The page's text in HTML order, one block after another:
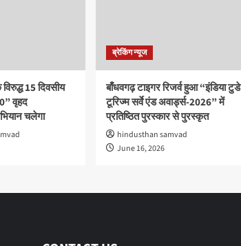
15 दिवसीय
वृहद
चलेगा
ब्रेकिंग न्यूज
बाँधवगढ़ टाइगर रिजर्व हुआ “इंडिया टुडे
टूरिज्म सर्वे एंड अवार्ड्स-2026” में
प्रतिष्ठित पुरस्कार से पुरस्कृत
hindusthan samvad
June 16, 2026